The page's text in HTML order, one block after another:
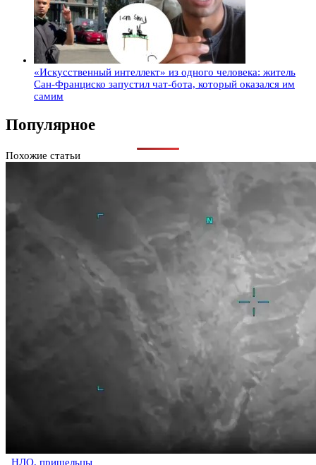
«Искусственный интеллект» из одного человека: житель
Сан-Франциско запустил чат-бота, который оказался им
самим
Популярное
Похожие статьи
НЛО, пришельцы